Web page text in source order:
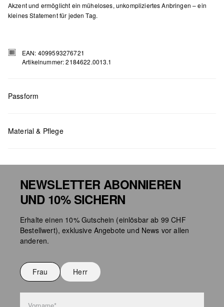
Akzent und ermöglicht ein müheloses, unkompliziertes Anbringen – ein
kleines Statement für jeden Tag.
EAN: 4099593276721
Artikelnummer: 2184622.0013.1
Passform
Material & Pflege
NEWSLETTER ABONNIEREN
UND 10% SICHERN
Erhalte einen 10% Gutschein (einlösbar ab 99 CHF
Bestellwert), exklusive Angebote und News vor allen
anderen.
Frau Herr